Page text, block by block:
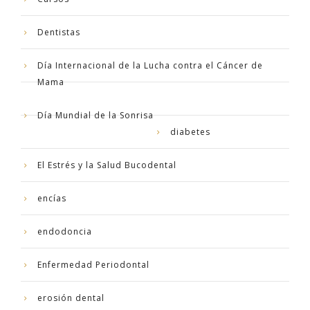
Dentistas
Día Internacional de la Lucha contra el Cáncer de
Mama
Día Mundial de la Sonrisa
diabetes
El Estrés y la Salud Bucodental
encías
endodoncia
Enfermedad Periodontal
erosión dental